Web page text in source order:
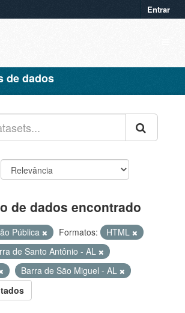
Entrar
de dados
de dados encontrado
Pública Formatos:
HTML
de Santo Antônio - AL
Barra de São Miguel - AL